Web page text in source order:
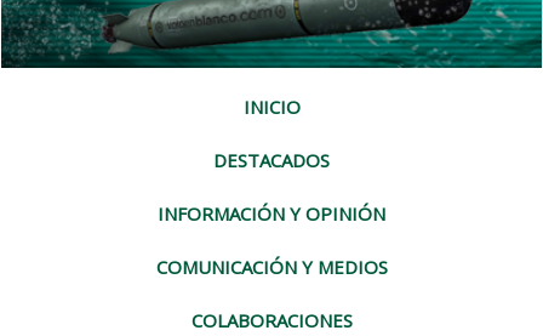
INICIO
DESTACADOS
INFORMACIÓN Y OPINIÓN
COMUNICACIÓN Y MEDIOS
COLABORACIONES